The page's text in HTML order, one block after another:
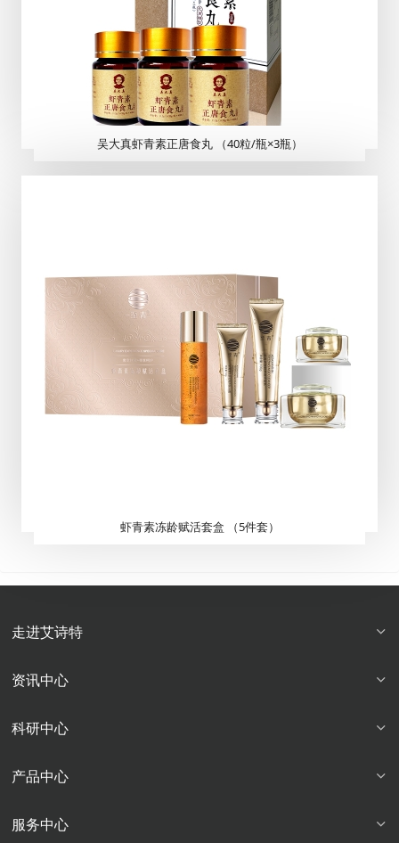
吴大真虾青素正唐食丸 （40粒/瓶×3瓶）
虾青素冻龄赋活套盒 （5件套）
走进艾诗特
资讯中心
科研中心
产品中心
服务中心